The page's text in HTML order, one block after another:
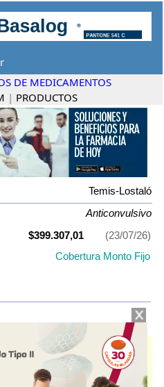
DE MEDICAMENTOS
| PRODUCTOS
Temis-Lostaló
Anticonvulsivo
$399.307,01
(23/07/26)
Cobertura Monto Fijo
y se indica como
Temis-Lostaló
y cuenta con 1